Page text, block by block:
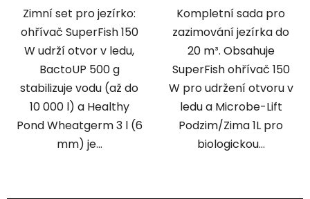
Zimní set pro jezírko:
ohřívač SuperFish 150
W udrží otvor v ledu,
BactoUP 500 g
stabilizuje vodu (až do
10 000 l) a Healthy
Pond Wheatgerm 3 l (6
mm) je...
Kompletní sada pro
zazimování jezírka do
20 m³. Obsahuje
SuperFish ohřívač 150
W pro udržení otvoru v
ledu a Microbe-Lift
Podzim/Zima 1L pro
biologickou...